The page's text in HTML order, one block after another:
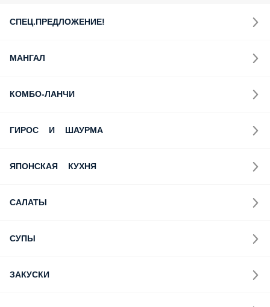
СПЕЦ.ПРЕДЛОЖЕНИЕ!
МАНГАЛ
КОМБО-ЛАНЧИ
ГИРОС И ШАУРМА
ЯПОНСКАЯ КУХНЯ
САЛАТЫ
СУПЫ
ЗАКУСКИ